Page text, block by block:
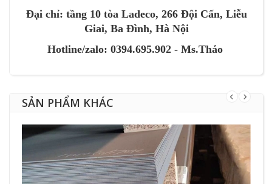
Đại chỉ: tầng 10 tòa Ladeco, 266 Đội Cấn, Liễu
Giai, Ba Đình, Hà Nội
Hotline/zalo: 0394.695.902 - Ms.Thảo
SẢN PHẨM KHÁC